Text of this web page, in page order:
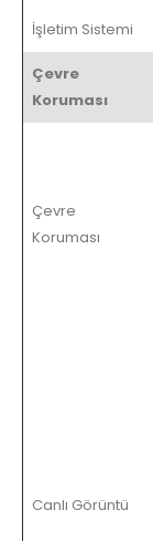
İşletim Sistemi
Çevre
Koruması
Çevre
Koruması
Canlı Görüntü